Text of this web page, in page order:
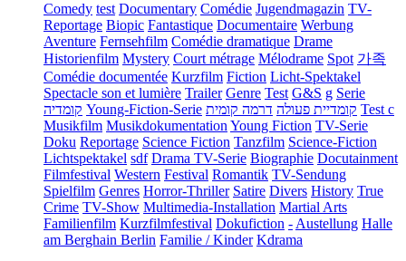
Comedy test Documentary Comédie Jugendmagazin TV-
Reportage Biopic Fantastique Documentaire Werbung
Aventure Fernsehfilm Comédie dramatique Drame
Historienfilm Mystery Court métrage Mélodrame Spot 가족
Comédie documentée Kurzfilm Fiction Licht-Spektakel
Spectacle son et lumière Trailer Genre Test G&S g Serie
קומדיה Young-Fiction-Serie קומדיית פעולה דרמה קומית
Test c
Musikfilm Musikdokumentation Young Fiction TV-Serie
Doku Reportage Science Fiction Tanzfilm Science-Fiction
Lichtspektakel sdf Drama TV-Serie Biographie Docutainment
Filmfestival Western Festival Romantik TV-Sendung
Spielfilm Genres Horror-Thriller Satire Divers History True
Crime TV-Show Multimedia-Installation Martial Arts
Familienfilm Kurzfilmfestival Dokufiction - Austellung Halle
am Berghain Berlin Familie / Kinder Kdrama